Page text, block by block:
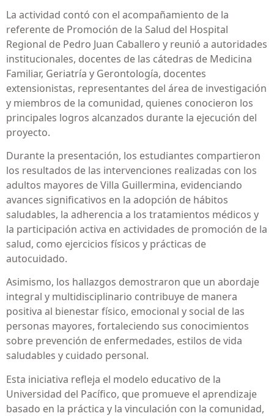
La actividad contó con el acompañamiento de la
referente de Promoción de la Salud del Hospital
Regional de Pedro Juan Caballero y reunió a autoridades
institucionales, docentes de las cátedras de Medicina
Familiar, Geriatría y Gerontología, docentes
extensionistas, representantes del área de investigación
y miembros de la comunidad, quienes conocieron los
principales logros alcanzados durante la ejecución del
proyecto.
Durante la presentación, los estudiantes compartieron
los resultados de las intervenciones realizadas con los
adultos mayores de Villa Guillermina, evidenciando
avances significativos en la adopción de hábitos
saludables, la adherencia a los tratamientos médicos y
la participación activa en actividades de promoción de la
salud, como ejercicios físicos y prácticas de
autocuidado.
Asimismo, los hallazgos demostraron que un abordaje
integral y multidisciplinario contribuye de manera
positiva al bienestar físico, emocional y social de las
personas mayores, fortaleciendo sus conocimientos
sobre prevención de enfermedades, estilos de vida
saludables y cuidado personal.
Esta iniciativa refleja el modelo educativo de la
Universidad del Pacífico, que promueve el aprendizaje
basado en la práctica y la vinculación con la comunidad,